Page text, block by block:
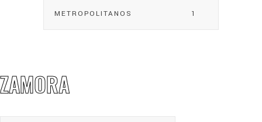
METROPOLITANOS 1
ZAMORA